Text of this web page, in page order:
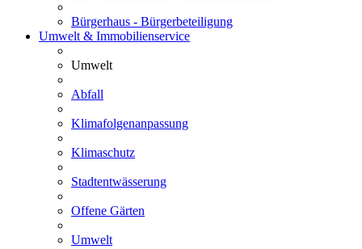
Bürgerhaus - Bürgerbeteiligung
Umwelt & Immobilienservice
Umwelt
Abfall
Klimafolgenanpassung
Klimaschutz
Stadtentwässerung
Offene Gärten
Umwelt